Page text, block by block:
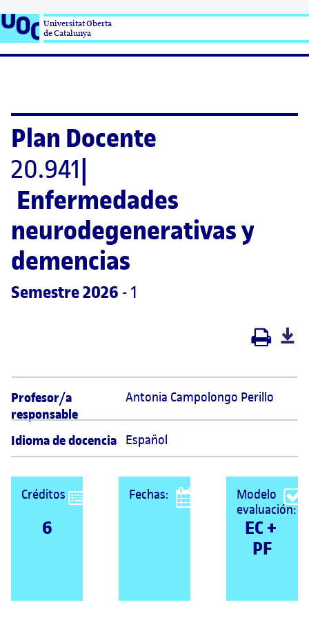
Universitat Oberta
de Catalunya
Plan Docente
20.941
Enfermedades
neurodegenerativas y
demencias
Semestre 2026 - 1
Profesor/a
responsable
Antonia Campolongo Perillo
Idioma de docencia Español
Créditos
6
Fechas:
Modelo
evaluación:
EC +
PF